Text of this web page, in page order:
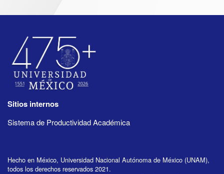
Sitios internos
Sistema de Productividad Académica
Hecho en México, Universidad Nacional Autónoma de México (UNAM),
todos los derechos reservados 2021.